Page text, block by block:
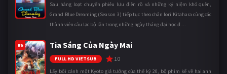
Sau hàng loạt chuyến phiêu lưu điên rồ và những kỷ niệm khó quên,
Grand Blue Dreaming (Season 3) tiếp tục theo chân Iori Kitahara cùng các
thành viên câu lạc bộ lặn trong những ngày tháng đại học đ ...
#6 Tia Sáng Của Ngày Mai
FULL HD VIETSUB 10
Lấy bối cảnh một Kyoto giả tưởng của thế kỷ 20, bộ phim kể về hai anh